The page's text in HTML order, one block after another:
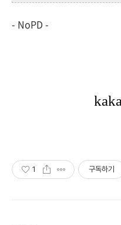
- NoPD -
1 구독하기